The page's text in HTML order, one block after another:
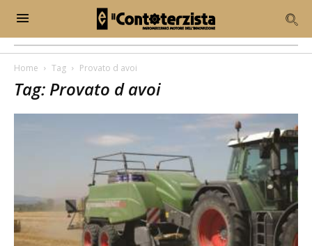
Home Tag Provato d avoi
Tag: Provato d avoi